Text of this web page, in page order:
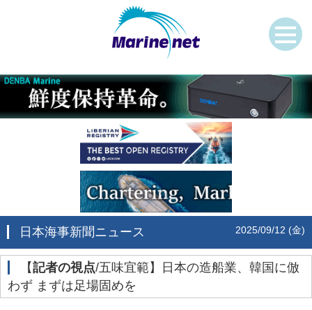
日本海事新聞ニュース 2025/09/12 (金)
‌【記者の視点/五味宜範】日本の造船業、韓国に倣
わず まずは足場固めを